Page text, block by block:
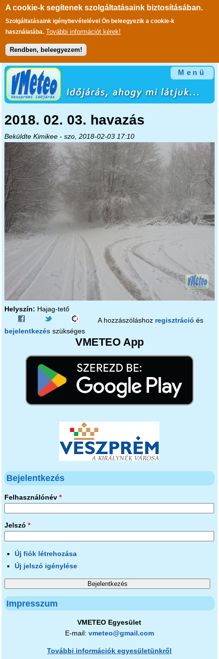
A cookie-k segítenek szolgáltatásaink biztosításában.
Szolgáltatásaink igénybevételével Ön beleegyezik a cookie-k
használatába. További információt kérek!
Rendben, beleegyezem!
Ugrás a tartalomra
Menü
2018. 02. 03. havazás
Beküldte Kimikee- szo, 2018-02-03 17:10
Helyszín: Hajag-tető
A hozzászóláshoz regisztráció és
bejelentkezés szükséges
VMETEO App
Bejelentkezés
Felhasználónév *
Jelszó *
Új fiók létrehozása
Új jelszó igénylése
Impresszum
VMETEO Egyesület
E-mail: vmeteo@gmail.com
További információk egyesületünkről